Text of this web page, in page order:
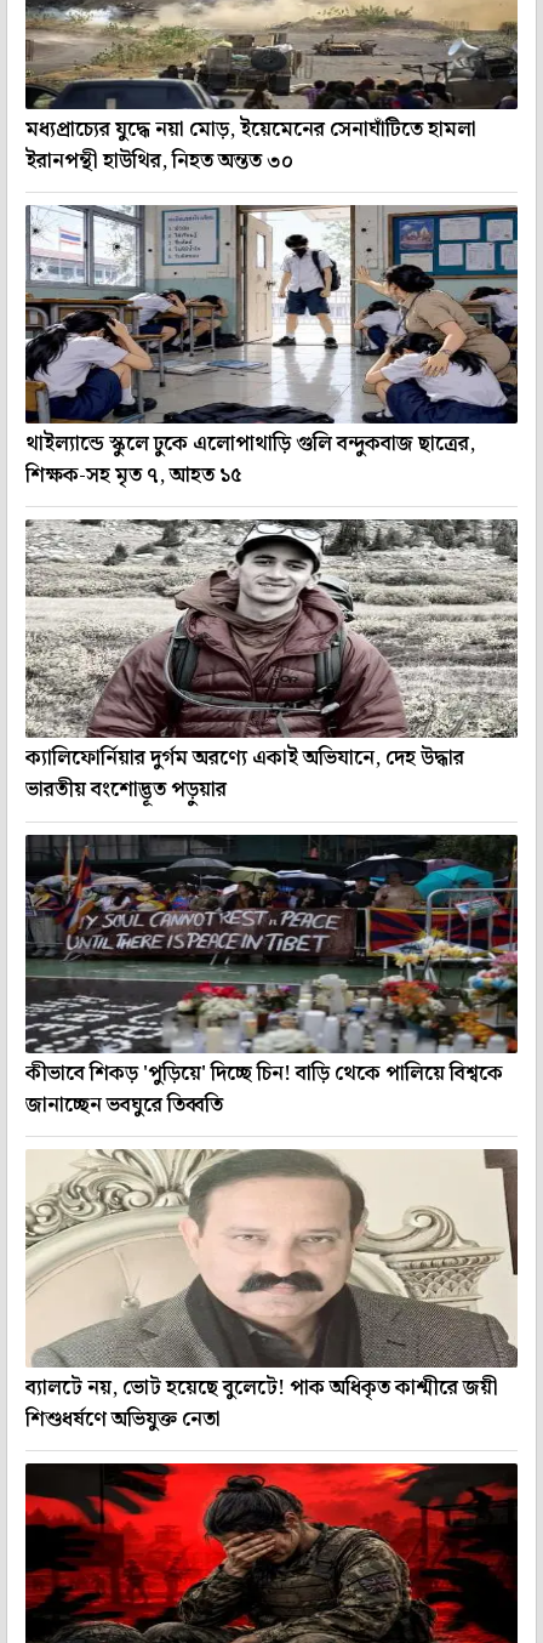
মধ্যপ্রাচ্যের যুদ্ধে নয়া মোড়, ইয়েমেনের সেনাঘাঁটিতে হামলা
ইরানপন্থী হাউথির, নিহত অন্তত ৩০
থাইল্যান্ডে স্কুলে ঢুকে এলোপাথাড়ি গুলি বন্দুকবাজ ছাত্রের,
শিক্ষক-সহ মৃত ৭, আহত ১৫
ক্যালিফোর্নিয়ার দুর্গম অরণ্যে একাই অভিযানে, দেহ উদ্ধার
ভারতীয় বংশোদ্ভূত পড়ুয়ার
কীভাবে শিকড় 'পুড়িয়ে' দিচ্ছে চিন! বাড়ি থেকে পালিয়ে বিশ্বকে
জানাচ্ছেন ভবঘুরে তিব্বতি
ব্যালটে নয়, ভোট হয়েছে বুলেটে! পাক অধিকৃত কাশ্মীরে জয়ী
শিশুধর্ষণে অভিযুক্ত নেতা